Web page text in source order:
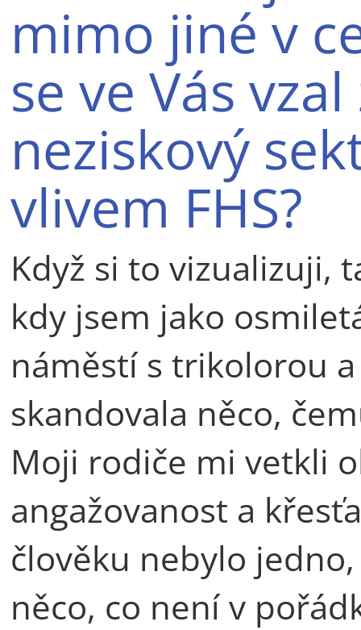
mimo jiné v
se ve Vás
neziskový
vlivem FHS?
Když si to vizualizuji,
kdy jsem jako
náměstí s trikolorou
skandovala něco,
Moji rodiče mi vetkli
angažovanost a
člověku nebylo
něco, co není v